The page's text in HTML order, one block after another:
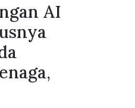
AI